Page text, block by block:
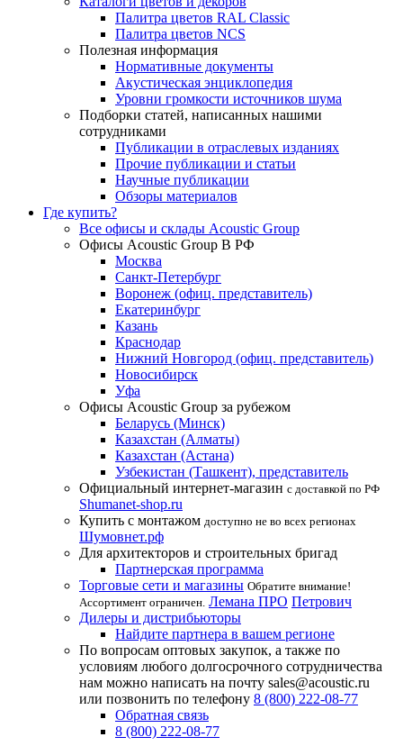
Палитра цветов RAL Сlassic
Палитра цветов NCS
Полезная информация
Нормативные документы
Акустическая энциклопедия
Уровни громкости источников шума
Подборки статей, написанных нашими
сотрудниками
Публикации в отраслевых изданиях
Прочие публикации и статьи
Научные публикации
Обзоры материалов
Где купить?
Все офисы и склады Acoustic Group
Офисы Acoustic Group В РФ
Москва
Санкт-Петербург
Воронеж (офиц. представитель)
Екатеринбург
Казань
Краснодар
Нижний Новгород (офиц. представитель)
Новосибирск
Уфа
Офисы Acoustic Group за рубежом
Беларусь (Минск)
Казахстан (Алматы)
Казахстан (Астана)
Узбекистан (Ташкент), представитель
Официальный интернет-магазин с доставкой по РФ
Shumanet-shop.ru
Купить с монтажом доступно не во всех регионах
Шумовнет.рф
Для архитекторов и строительных бригад
Партнерская программа
Торговые сети и магазины Обратите внимание!
Ассортимент ограничен. Лемана ПРО Петрович
Дилеры и дистрибьюторы
Найдите партнера в вашем регионе
По вопросам оптовых закупок, а также по
условиям любого долгосрочного сотрудничества
нам можно написать на почту sales@acoustic.ru
или позвонить по телефону 8 (800) 222-08-77
Обратная связь
8 (800) 222-08-77